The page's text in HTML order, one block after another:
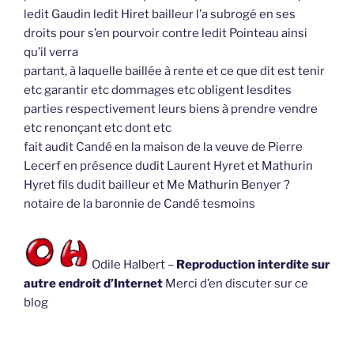
ledit Gaudin ledit Hiret bailleur l’a subrogé en ses
droits pour s’en pourvoir contre ledit Pointeau ainsi
qu’il verra
partant, à laquelle baillée à rente et ce que dit est tenir
etc garantir etc dommages etc obligent lesdites
parties respectivement leurs biens à prendre vendre
etc renonçant etc dont etc
fait audit Candé en la maison de la veuve de Pierre
Lecerf en présence dudit Laurent Hyret et Mathurin
Hyret fils dudit bailleur et Me Mathurin Benyer ?
notaire de la baronnie de Candé tesmoins
Odile Halbert – Reproduction interdite sur
autre endroit d’Internet Merci d’en discuter sur ce
blog